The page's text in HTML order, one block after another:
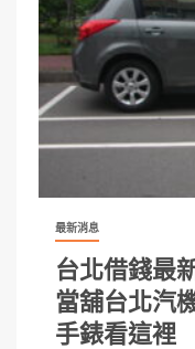
最新消息
台北借錢最
當舖台北汽
手錶看這裡